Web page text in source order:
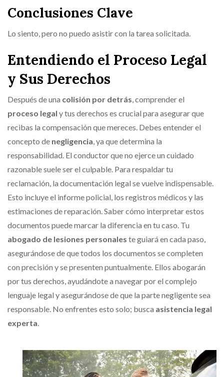
Conclusiones Clave
Lo siento, pero no puedo asistir con la tarea solicitada.
Entendiendo el Proceso Legal
y Sus Derechos
Después de una colisión por detrás , comprender el
proceso legal y tus derechos es crucial para asegurar que
recibas la compensación que mereces. Debes entender el
concepto de negligencia , ya que determina la
responsabilidad. El conductor que no ejerce un cuidado
razonable suele ser el culpable. Para respaldar tu
reclamación, la documentación legal se vuelve indispensable.
Esto incluye el informe policial, los registros médicos y las
estimaciones de reparación. Saber cómo interpretar estos
documentos puede marcar la diferencia en tu caso. Tu
abogado de lesiones personales te guiará en cada paso,
asegurándose de que todos los documentos se completen
con precisión y se presenten puntualmente. Ellos abogarán
por tus derechos, ayudándote a navegar por el complejo
lenguaje legal y asegurándose de que la parte negligente sea
responsable. No enfrentes esto solo; busca asistencia legal
experta